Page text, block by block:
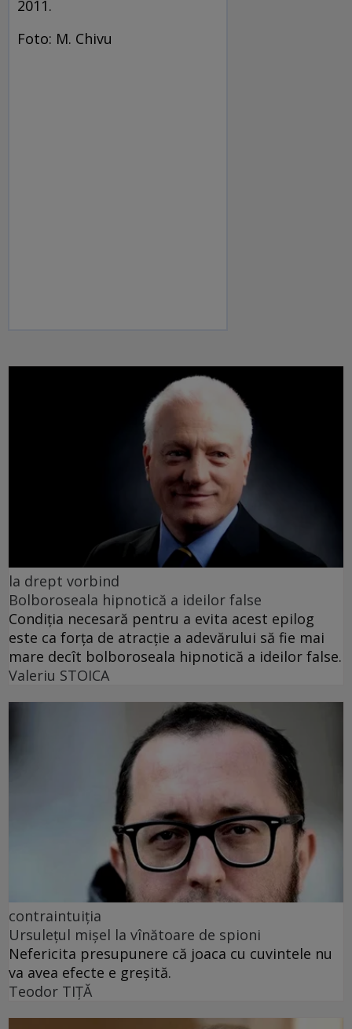
2011.
Foto: M. Chivu
la drept vorbind
Bolboroseala hipnotică a ideilor false
Condiția necesară pentru a evita acest epilog
este ca forța de atracție a adevărului să fie mai
mare decît bolboroseala hipnotică a ideilor false.
Valeriu STOICA
contraintuiția
Ursulețul mișel la vînătoare de spioni
Nefericita presupunere că joaca cu cuvintele nu
va avea efecte e greșită.
Teodor TIŢĂ